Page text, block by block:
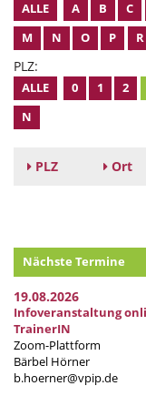
ALLE A B C
M
N O P R
PLZ:
ALLE 0 1 2
N
PLZ Ort
Nächste Termine
19.08.2026
Infoveranstaltung
TrainerIN
Zoom-Plattform
Bärbel Hörner
b.hoerner@vpip.de